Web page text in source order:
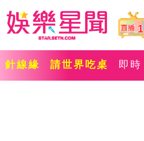
1
針線緣 請世界吃桌 即時